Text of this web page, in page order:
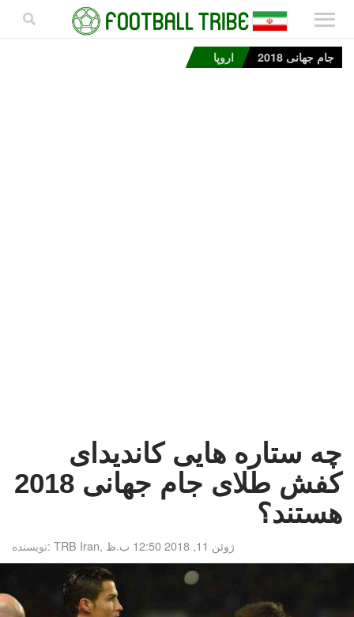
جام جهانی 2018 اروپا
چه ستاره هایی کاندیدای
کفش طلای جام جهانی 2018
هستند؟
نویسنده:TRB Iran, ژوئن 11, 2018 12:50 ب.ظ